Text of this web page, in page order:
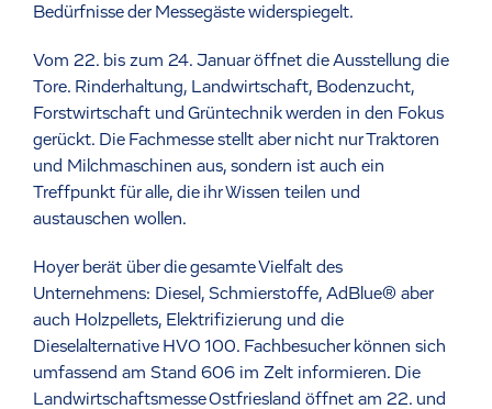
Bedürfnisse der Messegäste widerspiegelt.
Vom 22. bis zum 24. Januar öffnet die Ausstellung die
Tore. Rinderhaltung, Landwirtschaft, Bodenzucht,
Forstwirtschaft und Grüntechnik werden in den Fokus
gerückt. Die Fachmesse stellt aber nicht nur Traktoren
und Milchmaschinen aus, sondern ist auch ein
Treffpunkt für alle, die ihr Wissen teilen und
austauschen wollen.
Hoyer berät über die gesamte Vielfalt des
Unternehmens: Diesel, Schmierstoffe, AdBlue® aber
auch Holzpellets, Elektrifizierung und die
Dieselalternative HVO 100. Fachbesucher können sich
umfassend am Stand 606 im Zelt informieren. Die
Landwirtschaftsmesse Ostfriesland öffnet am 22. und